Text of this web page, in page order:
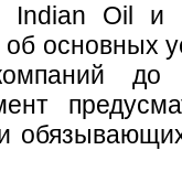
Indian Oil и
основных
компаний